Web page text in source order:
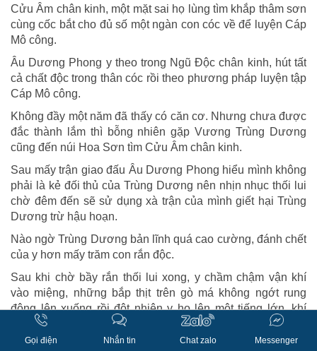
Cửu Âm chân kinh, một mặt sai họ lùng tìm khắp thâm sơn
cùng cốc bắt cho đủ số một ngàn con cóc về để luyện Cáp
Mô công.
Âu Dương Phong y theo trong Ngũ Độc chân kinh, hút tất
cả chất độc trong thân cóc rồi theo phương pháp luyện tập
Cáp Mô công.
Không đầy một năm đã thấy có căn cơ. Nhưng chưa được
đắc thành lắm thì bỗng nhiên gặp Vương Trùng Dương
cũng đến núi Hoa Sơn tìm Cửu Âm chân kinh.
Sau mấy trận giao đấu Âu Dương Phong hiểu mình không
phải là kẻ đối thủ của Trùng Dương nên nhịn nhục thối lui
chờ đêm đến sẽ sử dụng xà trận của mình giết hại Trùng
Dương trừ hậu hoạn.
Nào ngờ Trùng Dương bản lĩnh quá cao cường, đánh chết
của y hơn mấy trăm con rắn độc.
Sau khi chờ bầy rắn thối lui xong, y chầm chậm vận khí
vào miệng, những bắp thịt trên gò má không ngớt rung
động lên xuống rồi đột nhiên y ho lên một tiếng lớn, khí
chưởng đẩy mạnh vào nhà của cha con Vương Phúc.
Cáp Mô công quả thật lợi hại, “ầm” một tiếng rung chuyển
Gọi điện Nhắn tin Chat zalo Messenger